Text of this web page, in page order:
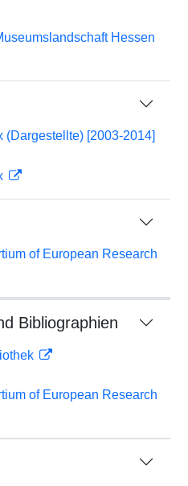
Hessen
(Dargestellte) [2003-2014]
of European Research
Bibliographien
of European Research